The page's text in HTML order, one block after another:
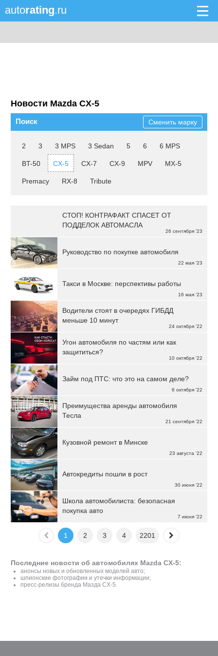
autorating.ru
Новости Mazda CX-5
Поиск Сменить марку
2 3 3 MPS 3 Sedan 5 6 6 MPS
BT-50 CX-5 CX-7 CX-9 MPV MX-5
Premacy RX-8 Tribute
26 сентября '23
СТОП! КОНТРАФАКТ СПАСЕТ ОТ
ПОДДЕЛОК АВТОМАСЛА
22 мая '23
Руководство по покупке автомобиля
16 мая '23
Такси в Москве: перспективы работы
24 октября '22
Водители стоят в очередях ГИБДД
меньше 10 минут
10 октября '22
Угон автомобиля по частям или как
защититься?
6 октября '22
Займ под ПТС: что это на самом деле?
21 сентября '22
Преимущества аренды автомобиля
Тесла
23 августа '22
Кузовной ремонт в Минске
30 июня '22
Автокредиты пошли в рост
7 июня '22
Школа автомобилиста: безопасная
покупка авто
1 2 3 4 2201
Последние новости об автомобилях Mazda CX-5:
анонсы новых и обновленных моделей авто;
шпионские фотографии и утечки информации;
пресс-релизы бренда Мазда CX-5.